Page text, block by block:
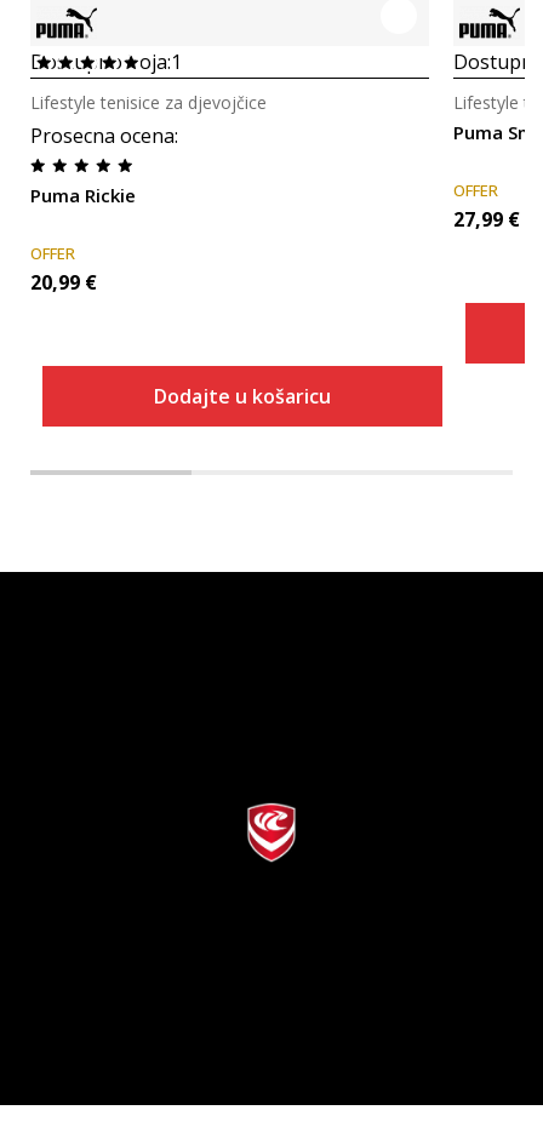
Dostupno boja:1
Prosecna ocena:
Puma Rickie
Lifestyle tenisice za djevojčice
OFFER
20,99 €
Dodajte u košaricu
Puma
Lifestyle
OFFER
27,99 €